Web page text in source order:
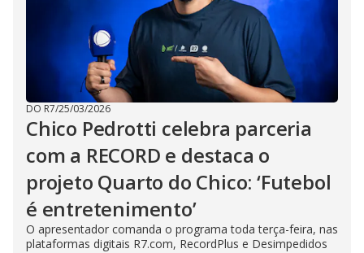
DO R7/25/03/2026
Chico Pedrotti celebra parceria
com a RECORD e destaca o
projeto Quarto do Chico: ‘Futebol
é entretenimento’
O apresentador comanda o programa toda terça-feira, nas
plataformas digitais R7.com, RecordPlus e Desimpedidos